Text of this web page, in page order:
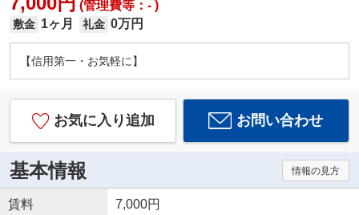
(管理費等：- )
敷金 1ヶ月 礼金 0万円
【信用第一・お気軽に】
お気に入り追加 お問い合わせ
基本情報 情報の見方
賃料 7,000円